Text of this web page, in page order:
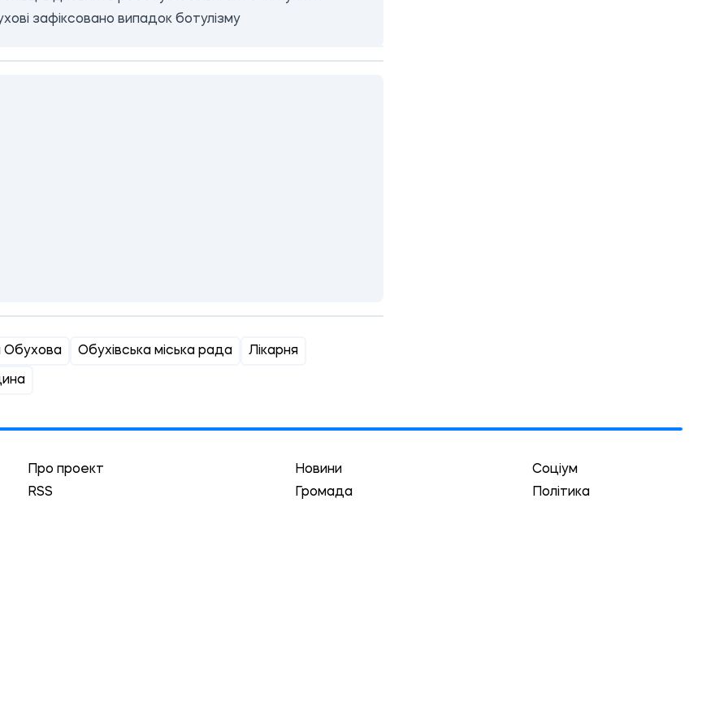
зафіксовано випадок ботулізму
Обухова Обухівська міська рада Лікарня
Про проект
RSS
Новини
Громада
Соціум
Політика